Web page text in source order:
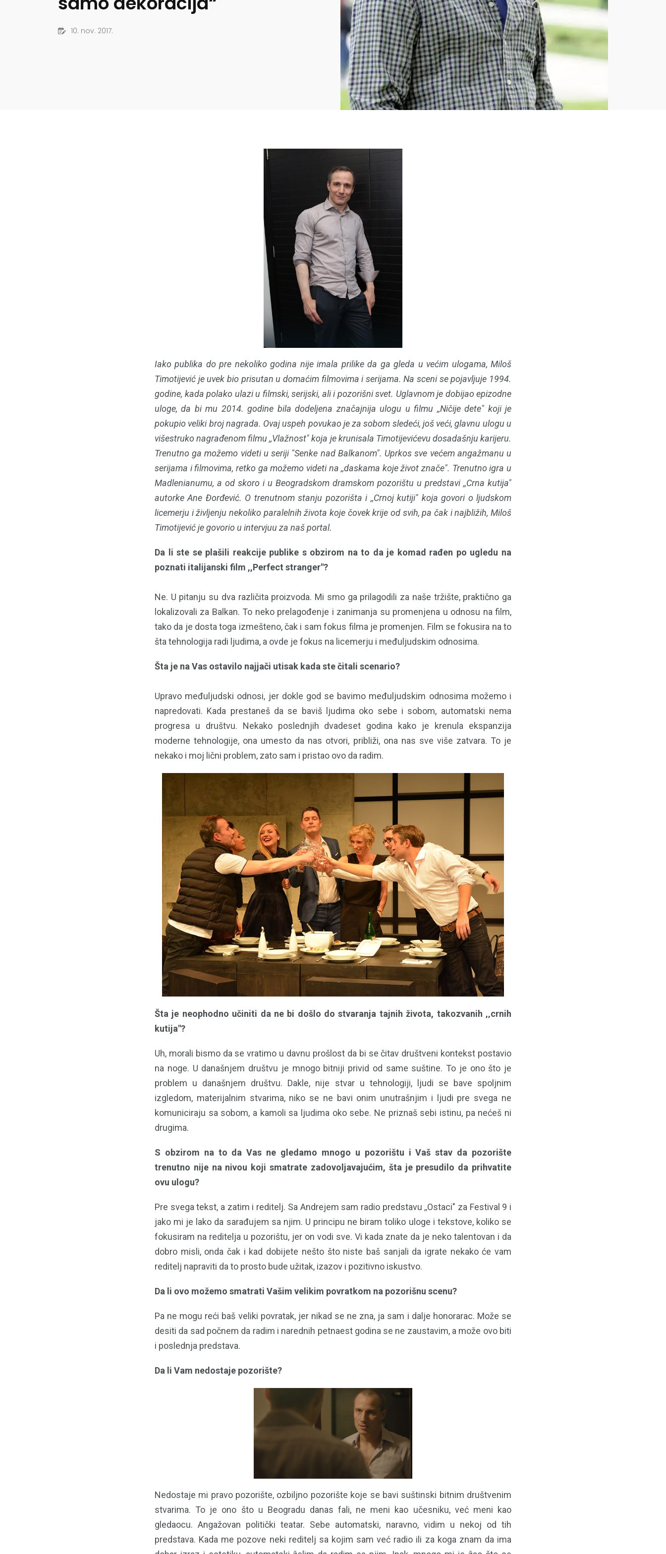
10. nov. 2017.
Iako publika do pre nekoliko godina nije imala prilike da ga gleda u većim ulogama, Miloš
Timotijević je uvek bio prisutan u domaćim filmovima i serijama. Na sceni se pojavljuje 1994.
godine, kada polako ulazi u filmski, serijski, ali i pozorišni svet. Uglavnom je dobijao epizodne
uloge, da bi mu 2014. godine bila dodeljena značajnija ulogu u filmu ‚‚Ničije dete" koji je
pokupio veliki broj nagrada. Ovaj uspeh povukao je za sobom sledeći, još veći, glavnu ulogu u
višestruko nagrađenom filmu ,,Vlažnost" koja je krunisala Timotijevićevu dosadašnju karijeru.
Trenutno ga možemo videti u seriji "Senke nad Balkanom". Uprkos sve većem angažmanu u
serijama i filmovima, retko ga možemo videti na ‚‚daskama koje život znače". Trenutno igra u
Madlenianumu, a od skoro i u Beogradskom dramskom pozorištu u predstavi ,,Crna kutija"
autorke Ane Đorđević. O trenutnom stanju pozorišta i ,,Crnoj kutiji" koja govori o ljudskom
licemerju i življenju nekoliko paralelnih života koje čovek krije od svih, pa čak i najbližih, Miloš
Timotijević je govorio u intervjuu za naš portal.
Da li ste se plašili reakcije publike s obzirom na to da je komad rađen po ugledu na
poznati italijanski film ,,Perfect stranger"?
Ne. U pitanju su dva različita proizvoda. Mi smo ga prilagodili za naše tržište, praktično ga
lokalizovali za Balkan. To neko prelagođenje i zanimanja su promenjena u odnosu na film,
tako da je dosta toga izmešteno, čak i sam fokus filma je promenjen. Film se fokusira na to
šta tehnologija radi ljudima, a ovde je fokus na licemerju i međuljudskim odnosima.
Šta je na Vas ostavilo najjači utisak kada ste čitali scenario?
Upravo međuljudski odnosi, jer dokle god se bavimo međuljudskim odnosima možemo i
napredovati. Kada prestaneš da se baviš ljudima oko sebe i sobom, automatski nema
progresa u društvu. Nekako poslednjih dvadeset godina kako je krenula ekspanzija
moderne tehnologije, ona umesto da nas otvori, približi, ona nas sve više zatvara. To je
nekako i moj lični problem, zato sam i pristao ovo da radim.
Šta je neophodno učiniti da ne bi došlo do stvaranja tajnih života, takozvanih ‚‚crnih
kutija"?
Uh, morali bismo da se vratimo u davnu prošlost da bi se čitav društveni kontekst postavio
na noge. U današnjem društvu je mnogo bitniji privid od same suštine. To je ono što je
problem u današnjem društvu. Dakle, nije stvar u tehnologiji, ljudi se bave spoljnim
izgledom, materijalnim stvarima, niko se ne bavi onim unutrašnjim i ljudi pre svega ne
komuniciraju sa sobom, a kamoli sa ljudima oko sebe. Ne priznaš sebi istinu, pa nećeš ni
drugima.
S obzirom na to da Vas ne gledamo mnogo u pozorištu i Vaš stav da pozorište
trenutno nije na nivou koji smatrate zadovoljavajućim, šta je presudilo da prihvatite
ovu ulogu?
Pre svega tekst, a zatim i reditelj. Sa Andrejem sam radio predstavu ‚‚Ostaci" za Festival 9 i
jako mi je lako da sarađujem sa njim. U principu ne biram toliko uloge i tekstove, koliko se
fokusiram na reditelja u pozorištu, jer on vodi sve. Vi kada znate da je neko talentovan i da
dobro misli, onda čak i kad dobijete nešto što niste baš sanjali da igrate nekako će vam
reditelj napraviti da to prosto bude užitak, izazov i pozitivno iskustvo.
Da li ovo možemo smatrati Vašim velikim povratkom na pozorišnu scenu?
Pa ne mogu reći baš veliki povratak, jer nikad se ne zna, ja sam i dalje honorarac. Može se
desiti da sad počnem da radim i narednih petnaest godina se ne zaustavim, a može ovo biti
i poslednja predstava.
Da li Vam nedostaje pozorište?
Nedostaje mi pravo pozorište, ozbiljno pozorište koje se bavi suštinski bitnim društvenim
stvarima. To je ono što u Beogradu danas fali, ne meni kao učesniku, već meni kao
gledaocu. Angažovan politički teatar. Sebe automatski, naravno, vidim u nekoj od tih
predstava. Kada me pozove neki reditelj sa kojim sam već radio ili za koga znam da ima